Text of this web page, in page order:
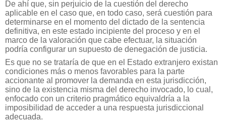
De ahí que, sin perjuicio de la cuestión del derecho
aplicable en el caso que, en todo caso, será cuestión para
determinarse en el momento del dictado de la sentencia
definitiva, en este estado incipiente del proceso y en el
marco de la valoración que cabe efectuar, la situación
podría configurar un supuesto de denegación de justicia.
Es que no se trataría de que en el Estado extranjero existan
condiciones más o menos favorables para la parte
accionante al promover la demanda en esta jurisdicción,
sino de la existencia misma del derecho invocado, lo cual,
enfocado con un criterio pragmático equivaldría a la
imposibilidad de acceder a una respuesta jurisdiccional
adecuada.